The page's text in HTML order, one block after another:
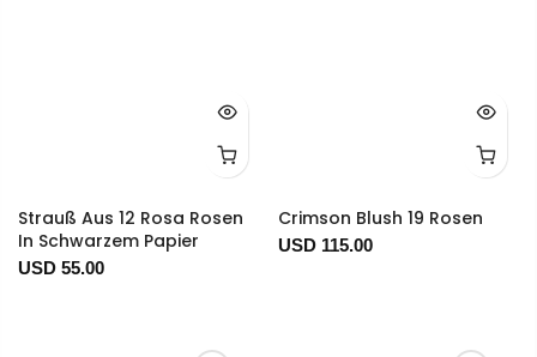
Strauß Aus 12 Rosa Rosen
In Schwarzem Papier
USD 55.00
Crimson Blush 19 Rosen
USD 115.00